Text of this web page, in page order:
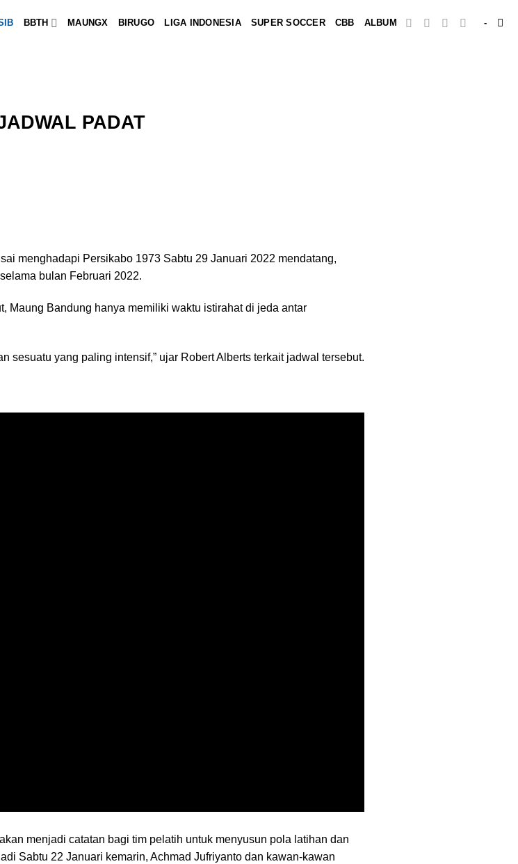
BBTH MAUNGX BIRUGO LIGA INDONESIA SUPER SOCCER CBB ALBUM -
PADAT
menghadapi Persikabo 1973 Sabtu 29 Januari 2022 mendatang,
bulan Februari 2022.
Maung Bandung hanya memiliki waktu istirahat di jeda antar
sesuatu yang paling intensif,” ujar Robert Alberts terkait jadwal tersebut.
menjadi catatan bagi tim pelatih untuk menyusun pola latihan dan
Sabtu 22 Januari kemarin, Achmad Jufriyanto dan kawan-kawan